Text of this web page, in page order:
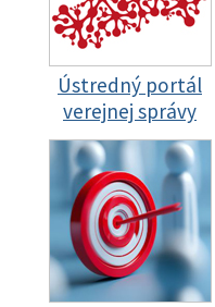
Ústredný portál
verejnej správy